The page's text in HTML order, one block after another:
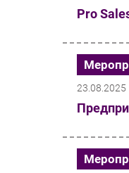
Pro
23.08.2025